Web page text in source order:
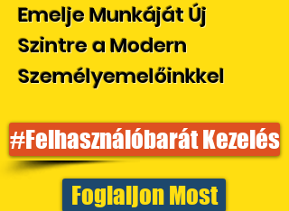
Emelje Munkáját Új
Szintre a Modern
Személyemelőinkkel
#Felhasználóbarát Kezelés
Foglaljon Most